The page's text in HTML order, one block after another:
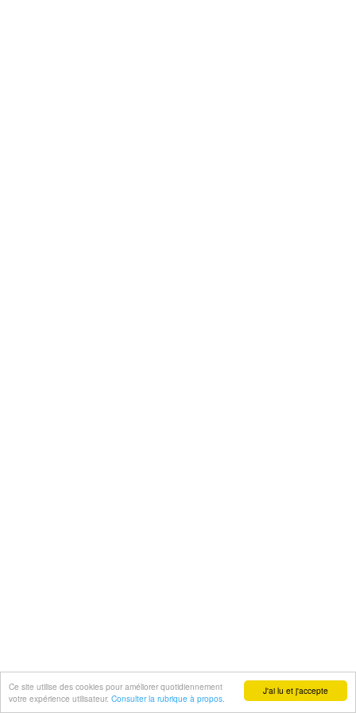
J'ai lu et j'accepte
Ce site utilise des cookies pour améliorer quotidiennement
votre expérience utilisateur. Consulter la rubrique à propos.